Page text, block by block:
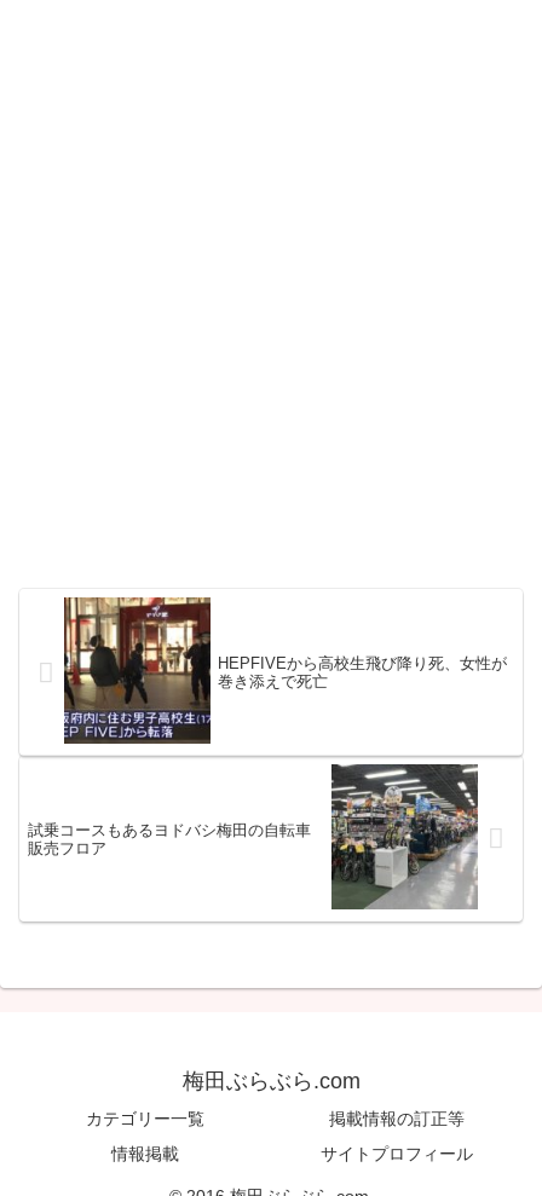
HEPFIVEから高校生飛び降り死、女性が
巻き添えで死亡
試乗コースもあるヨドバシ梅田の自転車
販売フロア
梅田ぶらぶら.com
カテゴリー一覧
掲載情報の訂正等
情報掲載
サイトプロフィール